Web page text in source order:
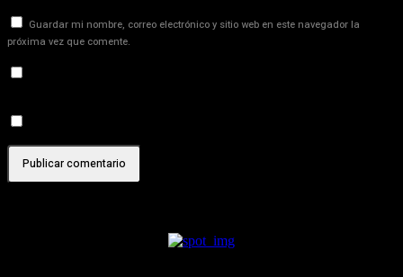
Guardar mi nombre, correo electrónico y sitio web en este navegador la
próxima vez que comente.